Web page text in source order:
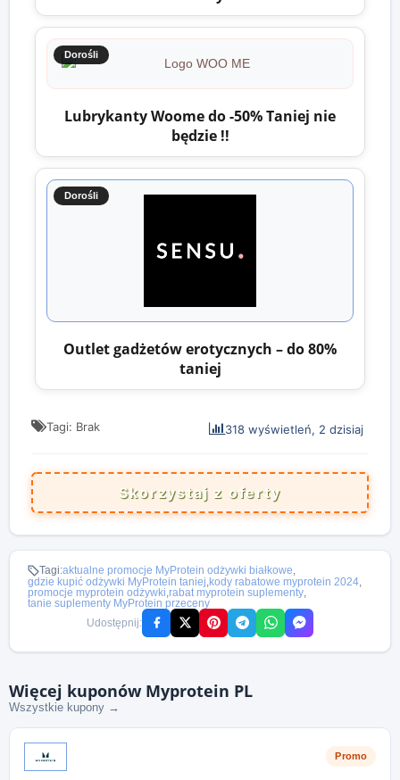
Dorośli
Lubrykanty Woome do -50% Taniej nie
będzie !!
Dorośli
Outlet gadżetów erotycznych – do 80%
taniej
Tagi: Brak 318 wyświetleń, 2 dzisiaj
Skorzystaj z oferty
Tagi:aktualne promocje MyProtein odżywki białkowe,
gdzie kupić odżywki MyProtein taniej kody rabatowe myprotein 2024
promocje myprotein odżywki rabat myprotein suplementy
tanie suplementy MyProtein przeceny
Udostępnij:
Więcej kuponów Myprotein PL
Wszystkie kupony →
Promo